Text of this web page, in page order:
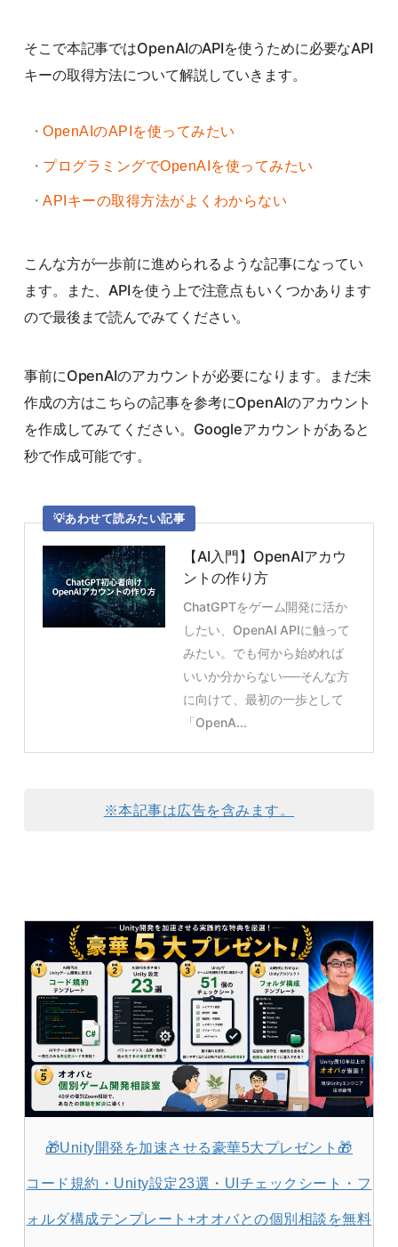
そこで本記事ではOpenAIのAPIを使うために必要なAPI
キーの取得方法について解説していきます。
OpenAIのAPIを使ってみたい
プログラミングでOpenAIを使ってみたい
APIキーの取得方法がよくわからない
こんな方が一歩前に進められるような記事になってい
ます。また、APIを使う上で注意点もいくつかあります
ので最後まで読んでみてください。
事前にOpenAIのアカウントが必要になります。まだ未
作成の方はこちらの記事を参考にOpenAIのアカウント
を作成してみてください。Googleアカウントがあると
秒で作成可能です。
あわせて読みたい記事
【AI入門】OpenAIアカウ
ントの作り方
ChatGPTをゲーム開発に活か
したい、OpenAI APIに触って
みたい。でも何から始めれば
いいか分からない──そんな方
に向けて、最初の一歩として
「OpenA...
※本記事は広告を含みます。
🎁Unity開発を加速させる豪華5大プレゼント🎁
コード規約・Unity設定23選・UIチェックシート・フ
ォルダ構成テンプレート+オオバとの個別相談を無料